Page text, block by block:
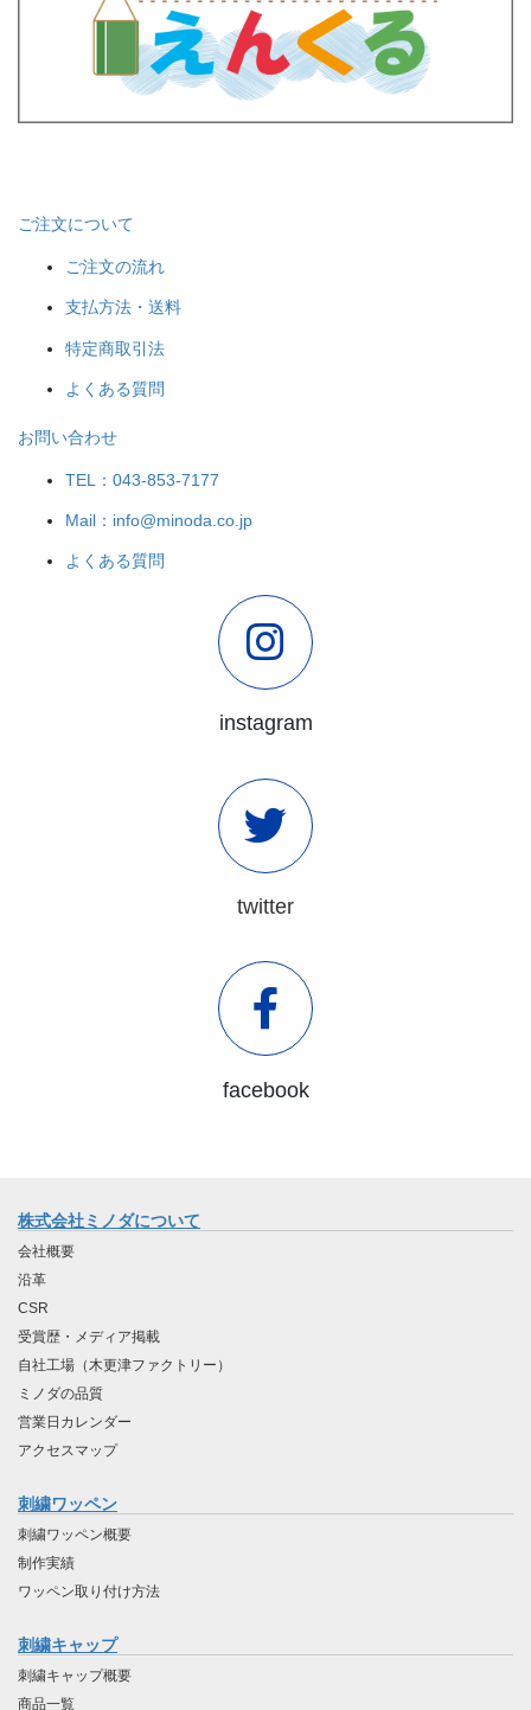
ご注文について
ご注文の流れ
支払方法・送料
特定商取引法
よくある質問
お問い合わせ
TEL：043-853-7177
Mail：info@minoda.co.jp
よくある質問
instagram
twitter
facebook
株式会社ミノダについて
会社概要
沿革
CSR
受賞歴・メディア掲載
自社工場（木更津ファクトリー）
ミノダの品質
営業日カレンダー
アクセスマップ
刺繍ワッペン
刺繍ワッペン概要
制作実績
ワッペン取り付け方法
刺繍キャップ
刺繍キャップ概要
商品一覧